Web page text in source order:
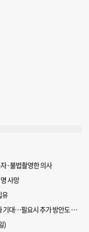
·불법촬영한 의사
사망
유
[속보] 김용범, 레버리지 대책에 '상당한 효과 기대…필요시 추가 방안도 검토'
)